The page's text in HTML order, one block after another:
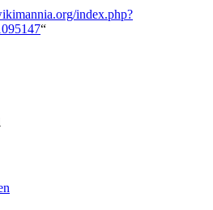
index.php?
“